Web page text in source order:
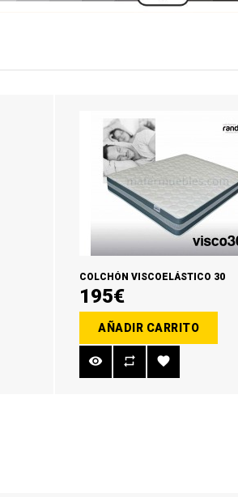
COLCHÓN VISCOELÁSTICO 30
195€
AÑADIR CARRITO